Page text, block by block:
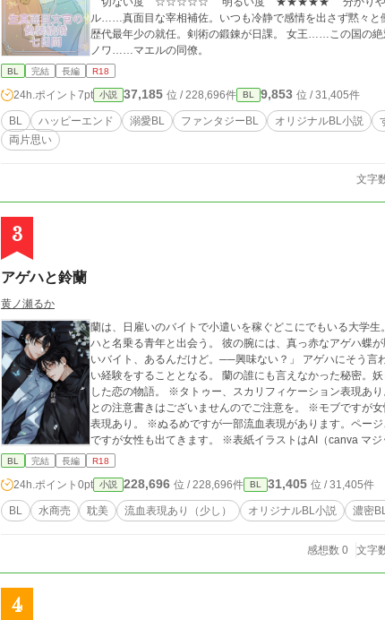
ル……真面目な宰相補佐。いつも冷静で感情を出さず黙々
歴代最年少の就任。剣術の鍛錬が日課。 女王……この国の
ノワ……マエルの同僚。
BL 完結 長編 R18
24h.ポイント 7pt 小説 37,185 位 / 228,696件 BL 9,853 位 / 31,405件
BL ハッピーエンド 溺愛BL ファンタジーBL オリジナルBL小説
両片思い
文字
3
アゲハと鈴蘭
黄ノ瀬るか
蘭は、日雇いのバイトで小遣いを稼ぐどこにでもいる大学
ハと名乗る青年と出会う。 彼の腕には、真っ赤なアゲハ蝶が
いバイト、あるんだけど。──興味ない？」 アゲハにそう言われて着いて行った先で、蘭は今までにしたことのな
い経験をすることとなる。 蘭の誰にも言えなかった秘密。妖しくて美しいアゲハの傷。 そんな2人が織りなす倒錯
した恋の物語。 ※タトゥー、スカリフィケーション表現あり。 ※ぬるめですが一部流血表現があります。ページご
との注意書きはございませんのでご注意を。 ※モブですが
表現あり。 ※ぬるめですが一部流血表現があります。ペー
ですが女性も出てきます。 ※表紙イラストはAI（canva マジック生成
BL 完結 長編 R18
24h.ポイント 0pt 小説 228,696 位 / 228,696件 BL 31,405 位 / 31,405件
BL 水商売 耽美 流血表現あり（少し） オリジナルBL小説 濃密
感想数 0 文字
4